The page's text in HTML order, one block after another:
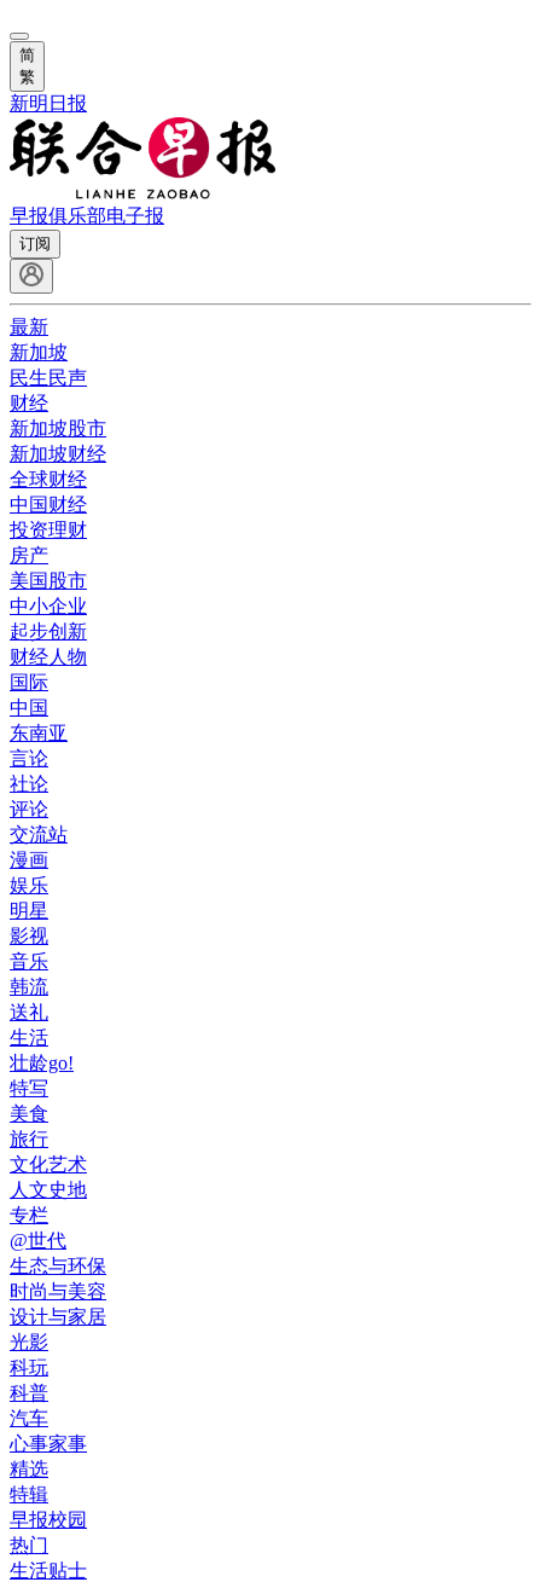
简
繁
新明日报
早报俱乐部电子报
订阅
最新
新加坡
民生民声
财经
新加坡股市
新加坡财经
全球财经
中国财经
投资理财
房产
美国股市
中小企业
起步创新
财经人物
国际
中国
东南亚
言论
社论
评论
交流站
漫画
娱乐
明星
影视
音乐
韩流
送礼
生活
壮龄go!
特写
美食
旅行
文化艺术
人文史地
专栏
@世代
生态与环保
时尚与美容
设计与家居
光影
科玩
科普
汽车
心事家事
精选
特辑
早报校园
热门
生活贴士